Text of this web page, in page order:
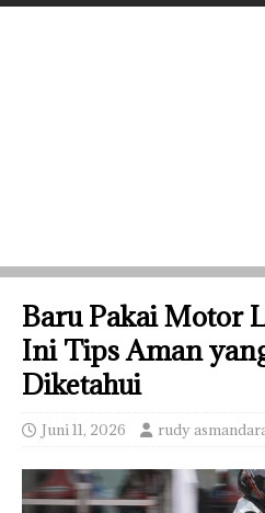
Baru Pakai Motor
Ini Tips Aman
Diketahui
Juni 11, 2026 rudy